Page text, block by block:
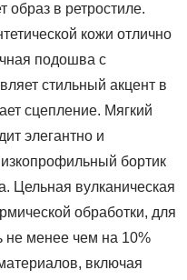
образ в ретростиле.
кожи отлично
подошва с
стильный акцент в
сцепление. Мягкий
элегантно и
бортик
Цельная вулканическая
обработки, для
не менее чем на 10%
включая